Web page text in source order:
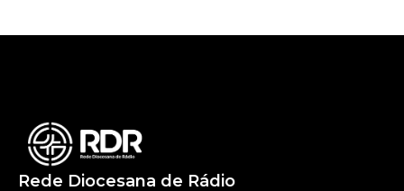
Rede Diocesana de Rádio